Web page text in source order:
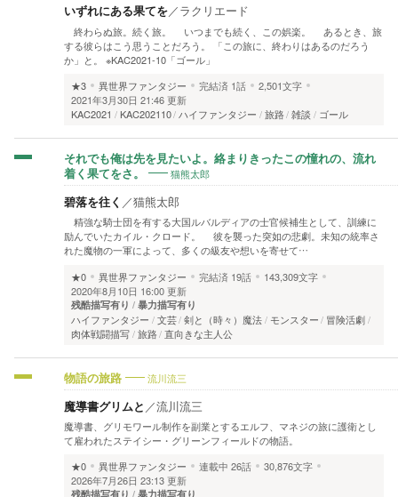
いずれにある果てを／ラクリエード
終わらぬ旅。続く旅。 いつまでも続く、この娯楽。 あるとき、旅
する彼らはこう思うことだろう。 「この旅に、終わりはあるのだろう
か」と。 ※KAC2021-10「ゴール」
★3
異世界ファンタジー 完結済 1話
2,501文字
2021年3月30日 21:46 更新
KAC2021
KAC202110 ハイファンタジー 旅路 雑談 ゴール
それでも俺は先を見たいよ。絡まりきったこの憧れの、流れ
着く果てをさ。
猫熊太郎
碧落を往く ／猫熊太郎
精強な騎士団を有する大国ルバルディアの士官候補生として、訓練に
励んでいたカイル・クロード。 彼を襲った突如の悲劇。未知の統率さ
れた魔物の一軍によって、多くの級友や想いを寄せて…
★0
異世界ファンタジー 完結済 19話
143,309文字
2020年8月10日 16:00 更新
残酷描写有り 暴力描写有り
ハイファンタジー 文芸 剣と（時々）魔法 モンスター
冒険活劇
肉体戦闘描写 旅路 直向きな主人公
物語の旅路 流川流三
魔導書グリムと ／流川流三
魔導書、グリモワール制作を副業とするエルフ、マネジの旅に護衛とし
て雇われたステイシー・グリーンフィールドの物語。
★0
異世界ファンタジー 連載中 26話
30,876文字
2026年7月26日 23:13 更新
残酷描写有り 暴力描写有り